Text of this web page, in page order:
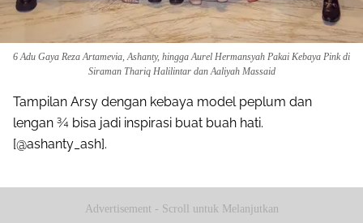
6 Adu Gaya Reza Artamevia, Ashanty, hingga Aurel Hermansyah Pakai Kebaya Pink di
Siraman Thariq Halilintar dan Aaliyah Massaid
Tampilan Arsy dengan kebaya model peplum dan
lengan ¾ bisa jadi inspirasi buat buah hati.
[@ashanty_ash].
Advertisement - Scroll untuk Melanjutkan